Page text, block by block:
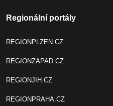
Regionální portály
REGIONPLZEN.CZ
REGIONZAPAD.CZ
REGIONJIH.CZ
REGIONPRAHA.CZ